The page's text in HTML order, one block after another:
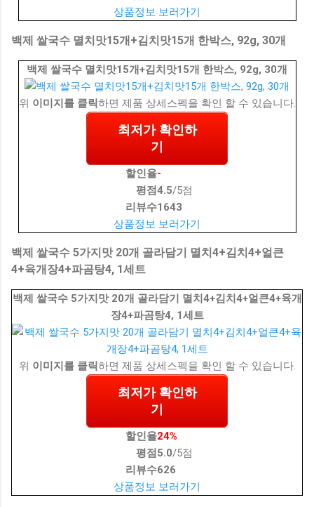
상품정보 보러가기
백제 쌀국수 멸치맛15개+김치맛15개 한박스, 92g, 30개
백제 쌀국수 멸치맛15개+김치맛15개 한박스, 92g, 30개
위 이미지를 클릭하면 제품 상세스펙을 확인 할 수 있습니다.
최저가 확인하
기
할인율-
평점4.5/5점
리뷰수1643
상품정보 보러가기
백제 쌀국수 5가지맛 20개 골라담기 멸치4+김치4+얼큰
4+육개장4+파곰탕4, 1세트
백제 쌀국수 5가지맛 20개 골라담기 멸치4+김치4+얼큰4+육개
장4+파곰탕4, 1세트
위 이미지를 클릭하면 제품 상세스펙을 확인 할 수 있습니다.
최저가 확인하
기
할인율24%
평점 5.0/5점
리뷰수626
상품정보 보러가기